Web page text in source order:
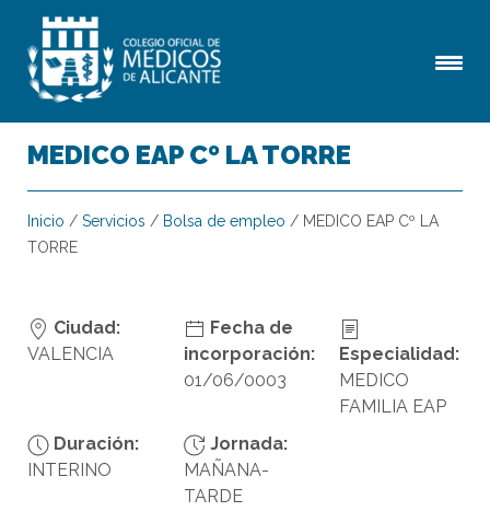
MEDICO EAP Cº LA TORRE
Inicio / Servicios / Bolsa de empleo / MEDICO EAP Cº LA
TORRE
Ciudad:
VALENCIA
Fecha de
incorporación:
01/06/0003
Especialidad:
MEDICO
FAMILIA EAP
Duración:
INTERINO
Jornada:
MAÑANA-
TARDE